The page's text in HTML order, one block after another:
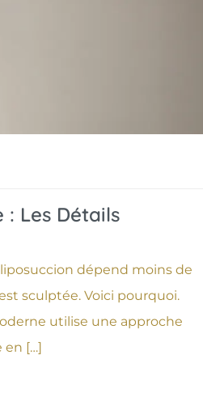
: Les Détails
dépend moins de
sculptée. Voici pourquoi.
utilise une approche
en […]